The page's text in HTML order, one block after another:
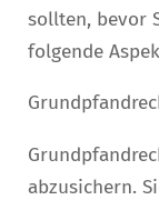
sollten, bevor
folgende
abzusichern.